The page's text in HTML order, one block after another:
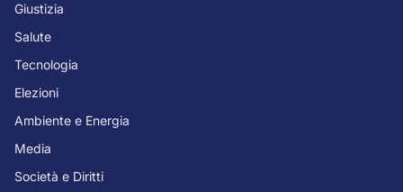
Giustizia
Salute
Tecnologia
Elezioni
Ambiente e Energia
Media
Società e Diritti